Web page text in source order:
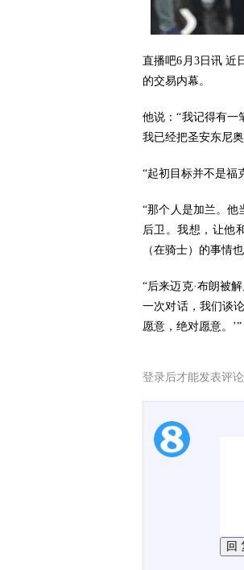
直播吧6月3日讯 近
的交易内幕。
他说：“我记得有一
我已经把圣安东尼
“起初目标并不是
“那个人是加兰。
后卫。我想，让他
（在骑士）的事情
“后来迈克·布朗被
一次对话，我们谈
愿意，绝对愿意。’”
登录后才能发表评